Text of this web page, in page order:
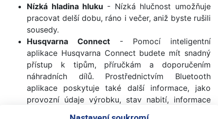
Nízká hladina hluku - Nízká hlučnost umožňuje
pracovat delší dobu, ráno i večer, aniž byste rušili
sousedy.
Husqvarna Connect - Pomocí inteligentní
aplikace Husqvarna Connect budete mít snadný
přístup k tipům, příručkám a doporučením
náhradních dílů. Prostřednictvím Bluetooth
aplikace poskytuje také další informace, jako
provozní údaje výrobku, stav nabití, informace